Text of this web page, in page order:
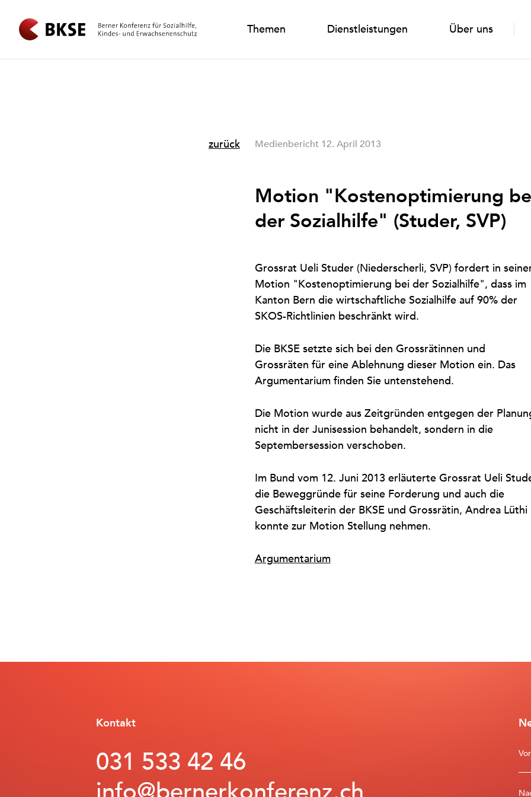
Themen Dienstleistungen Über uns
zurück Medienbericht 12. April 2013
Motion "Kostenoptimierung
der Sozialhilfe" (Studer, SVP)
Grossrat Ueli Studer (Niederscherli, SVP) fordert in
Motion "Kostenoptimierung bei der Sozialhilfe", dass im
Kanton Bern die wirtschaftliche Sozialhilfe auf 90% der
SKOS-Richtlinien beschränkt wird.
Die BKSE setzte sich bei den Grossrätinnen und
Grossräten für eine Ablehnung dieser Motion ein. Das
Argumentarium finden Sie untenstehend.
Die Motion wurde aus Zeitgründen entgegen der
nicht in der Junisession behandelt, sondern in die
Septembersession verschoben.
Im Bund vom 12. Juni 2013 erläuterte Grossrat Ueli
die Beweggründe für seine Forderung und auch die
Geschäftsleiterin der BKSE und Grossrätin, Andrea Lüthi
konnte zur Motion Stellung nehmen.
Argumentarium
Kontakt
031 533 42 46